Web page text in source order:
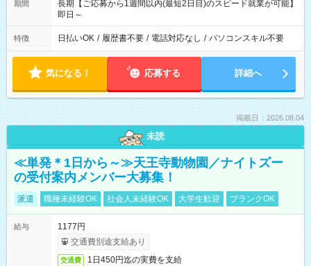
期間
長期【ご応募から1週間以内(最短2日目)のスピード就業が可能】
即日～
特徴 日払いOK / 履歴書不要 / 電話対応なし / パソコンスキル不要
気になる！ 応募する 詳細へ
掲載日：2026.08.04
未読
≪単発＊1日から～≫天王寺動物園／ナイトズー
の受付案内メンバー大募集！
派遣 職種未経験OK 社会人未経験OK 大学生歓迎 ブランクOK
給与
1177円
交通費別途支給あり
交通費 1日450円迄の実費を支給